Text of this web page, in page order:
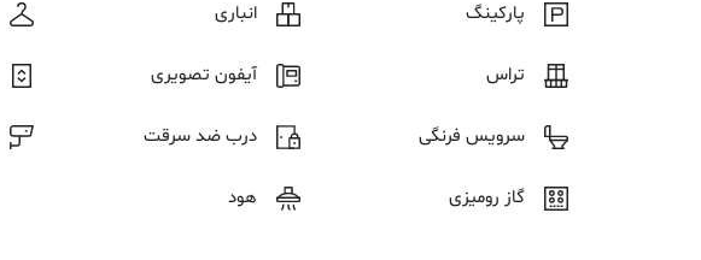
پارکینگ انباری
تراس آیفون تصویری
سرویس فرنگی درب ضد سرقت
گاز رومیزی هود